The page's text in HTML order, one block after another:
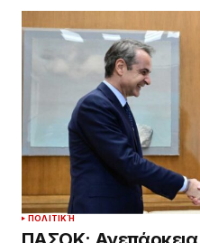
ΠΟΛΙΤΙΚΉ